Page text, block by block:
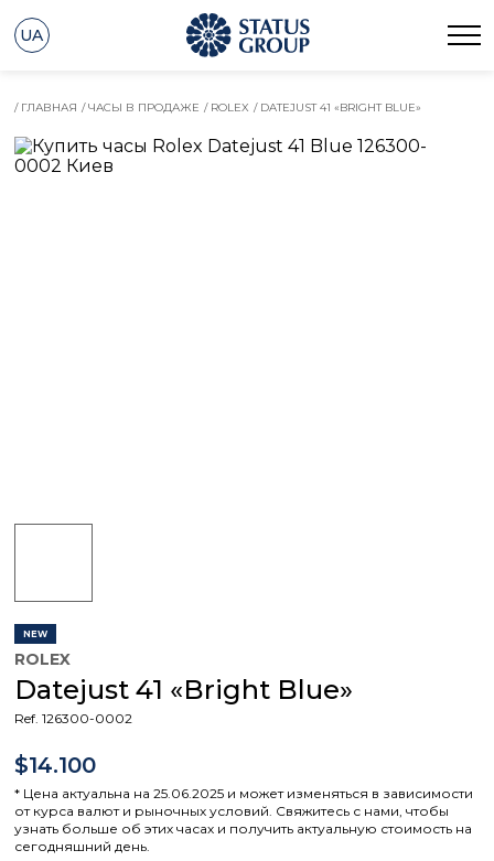
UA
/ ГЛАВНАЯ / ЧАСЫ В ПРОДАЖЕ / ROLEX / DATEJUST 41 «BRIGHT BLUE»
NEW
ROLEX
Datejust 41 «Bright Blue»
Ref. 126300-0002
$14.100
* Цена актуальна на 25.06.2025 и может изменяться в зависимости
от курса валют и рыночных условий. Свяжитесь с нами, чтобы
узнать больше об этих часах и получить актуальную стоимость на
сегодняшний день.